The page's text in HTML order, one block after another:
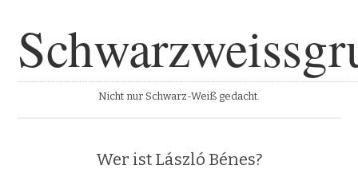
Nicht nur Schwarz-Weiß gedacht.
Wer ist László Bénes?